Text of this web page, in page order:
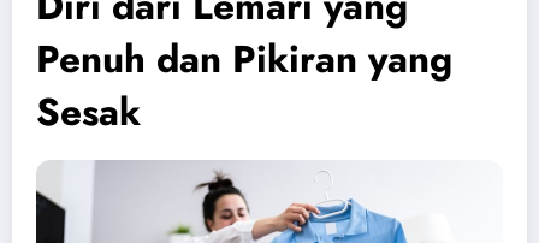
Penuh dan Pikiran yang
Sesak